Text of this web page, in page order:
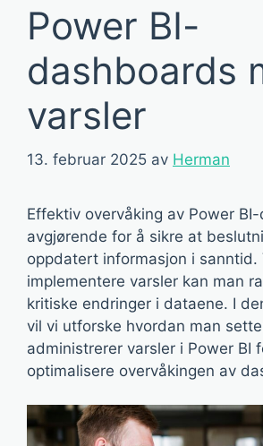
Power BI-
dashboards
varsler
13. februar 2025 av Herman
Effektiv overvåking av Power
avgjørende for å sikre at
oppdatert informasjon i sanntid.
implementere varsler kan man
kritiske endringer i dataene. I
vil vi utforske hvordan man
administrerer varsler i Power BI
optimalisere overvåkingen av